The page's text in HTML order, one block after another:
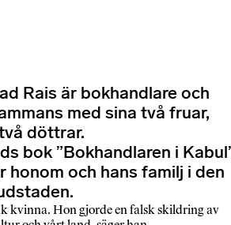
Rais är bokhandlare och
med sina två fruar,
döttrar.
bok ”Bokhandlaren i
honom och hans familj i den
kvinna. Hon gjorde en falsk skildring av